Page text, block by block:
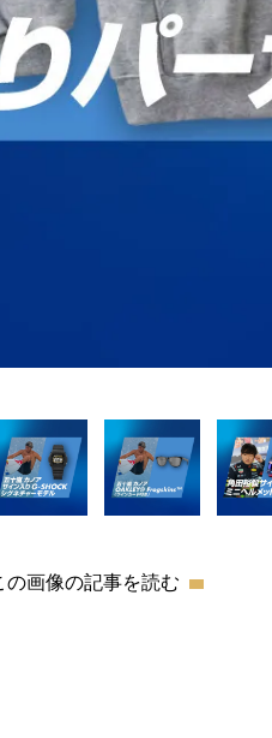
の画像の記事を読む